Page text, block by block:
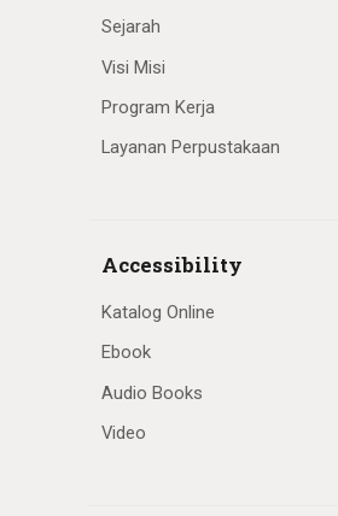
Sejarah
Visi Misi
Program Kerja
Layanan Perpustakaan
Accessibility
Katalog Online
Ebook
Audio Books
Video